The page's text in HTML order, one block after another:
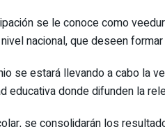
se le conoce como
nacional, que deseen
se estará llevando a cabo la
educativa donde difunden la
se consolidarán los